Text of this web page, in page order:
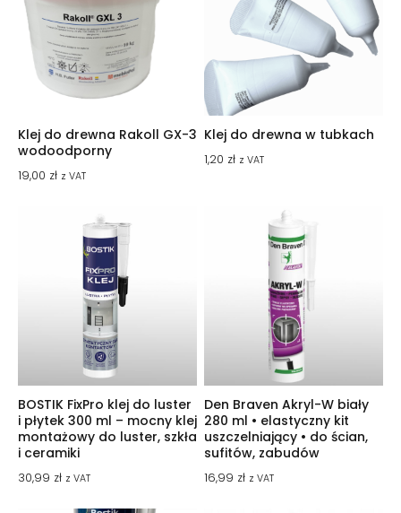
Klej do drewna Rakoll GX-3
wodoodporny
19,00 zł z VAT
Klej do drewna w tubkach
1,20 zł z VAT
BOSTIK FixPro klej do luster
i płytek 300 ml – mocny klej
montażowy do luster, szkła
i ceramiki
30,99 zł z VAT
Den Braven Akryl-W biały
280 ml • elastyczny kit
uszczelniający • do ścian,
sufitów, zabudów
16,99 zł z VAT